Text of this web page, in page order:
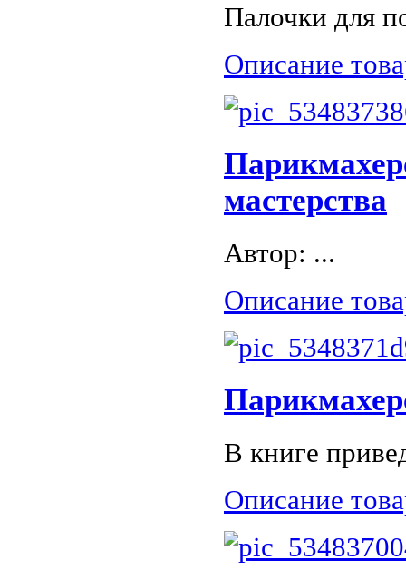
Палочки для
Описание
мастерства
Автор: ...
Описание
В книге
Описание